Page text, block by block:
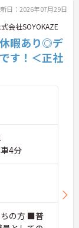
日：2026年07月29日
会社SOYOKAZE
休暇あり◎デ
す！＜正社
4分
の方 ■普